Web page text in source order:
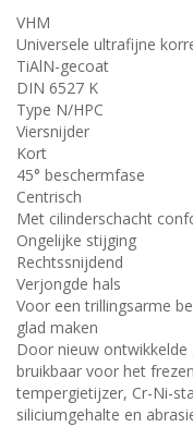
VHM
Universele ultrafijne
TiAlN-gecoat
DIN 6527 K
Type N/HPC
Viersnijder
Kort
45° beschermfase
Centrisch
Met cilinderschacht
Ongelijke stijging
Rechtssnijdend
Verjongde hals
Voor een trillingsarme
glad maken
Door nieuw
bruikbaar voor het
tempergietijzer, Cr-Ni-
siliciumgehalte en